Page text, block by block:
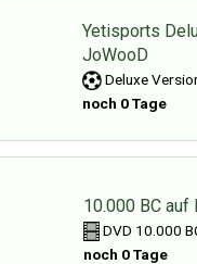
Yetisports
JoWooD
Deluxe
noch 0 Tage
10.000 BC auf
DVD 10.000
noch 0 Tage